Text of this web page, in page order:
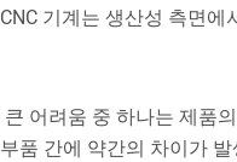
기계는 생산성 측면에
어려움 중 하나는 제품
품 간에 약간의 차이가